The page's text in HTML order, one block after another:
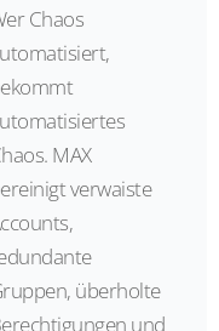
Chaos
MAX
verwaiste
überholte
und